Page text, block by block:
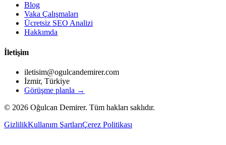
Blog
Vaka Çalışmaları
Ücretsiz SEO Analizi
Hakkımda
İletişim
iletisim@ogulcandemirer.com
İzmir, Türkiye
Görüşme planla →
© 2026 Oğulcan Demirer. Tüm hakları saklıdır.
GizlilikKullanım ŞartlarıÇerez Politikası